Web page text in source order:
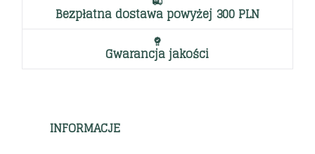
Bezpłatna dostawa powyżej 300 PLN
Gwarancja jakości
INFORMACJE